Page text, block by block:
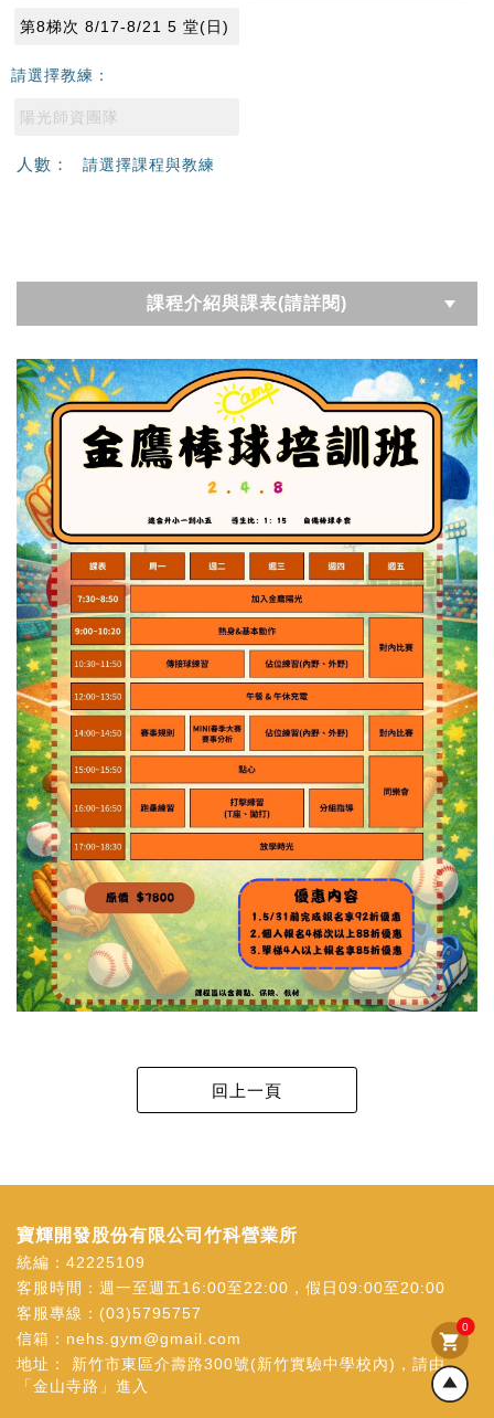
第8梯次 8/17-8/21 5 堂(日)
請選擇教練：
陽光師資團隊
人數： 請選擇課程與教練
課程介紹與課表(請詳閱)
shopping_cart
0
寶輝開發股份有限公司竹科營業所
統編：42225109
客服時間：週一至週五16:00至22:00，假日09:00至20:00
客服專線： (03)5795757
信箱： nehs.gym@gmail.com
地址： 新竹市東區介壽路300號(新竹實驗中學校內)，請由
「金山寺路」進入